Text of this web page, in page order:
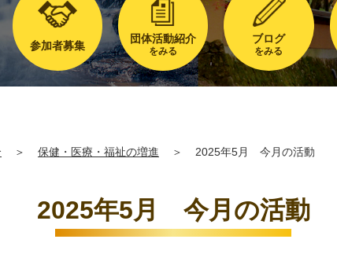
参加者募集
団体活動紹介
をみる
ブログ
をみる
＞ 保健・医療・福祉の増進 ＞ 2025年5月 今月の活動
2025年5月 今月の活動